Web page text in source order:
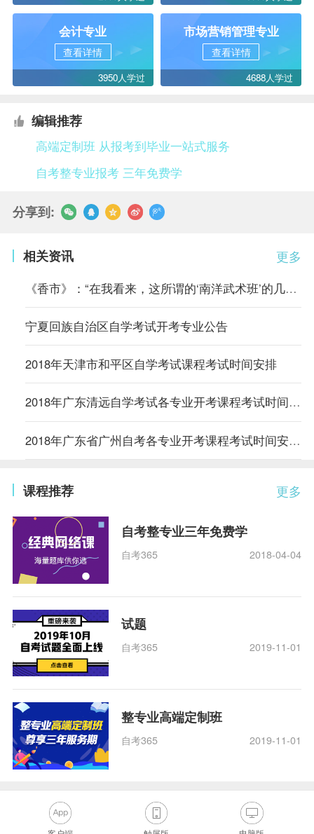
会计专业
查看详情
3950人学过
市场营销管理专业
查看详情
4688人学过
编辑推荐
高端定制班 从报考到毕业一站式服务
自考整专业报考 三年免费学
分享到:
更多
相关资讯
《香市》：“在我看来，这所谓的‘南洋武术班’的几套把式比起从前
宁夏回族自治区自学考试开考专业公告
2018年天津市和平区自学考试课程考试时间安排
2018年广东清远自学考试各专业开考课程考试时间安排的通知
2018年广东省广州自考各专业开考课程考试时间安排的通知
更多
课程推荐
自考整专业三年免费学
自考365 2018-04-04
试题
自考365 2019-11-01
整专业高端定制班
自考365 2019-11-01